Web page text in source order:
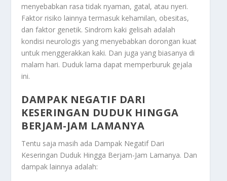
menyebabkan rasa tidak nyaman, gatal, atau nyeri.
Faktor risiko lainnya termasuk kehamilan, obesitas,
dan faktor genetik. Sindrom kaki gelisah adalah
kondisi neurologis yang menyebabkan dorongan kuat
untuk menggerakkan kaki. Dan juga yang biasanya di
malam hari. Duduk lama dapat memperburuk gejala
ini.
DAMPAK NEGATIF DARI
KESERINGAN DUDUK HINGGA
BERJAM-JAM LAMANYA
Tentu saja masih ada Dampak Negatif Dari
Keseringan Duduk Hingga Berjam-Jam Lamanya. Dan
dampak lainnya adalah: